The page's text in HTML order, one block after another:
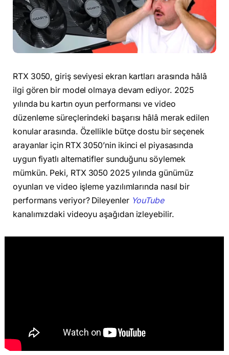
RTX 3050, giriş seviyesi ekran kartları arasında hâlâ
ilgi gören bir model olmaya devam ediyor. 2025
yılında bu kartın oyun performansı ve video
düzenleme süreçlerindeki başarısı hâlâ merak edilen
konular arasında. Özellikle bütçe dostu bir seçenek
arayanlar için RTX 3050’nin ikinci el piyasasında
uygun fiyatlı alternatifler sunduğunu söylemek
mümkün. Peki, RTX 3050 2025 yılında günümüz
oyunları ve video işleme yazılımlarında nasıl bir
performans veriyor? Dileyenler YouTube
kanalımızdaki videoyu aşağıdan izleyebilir.